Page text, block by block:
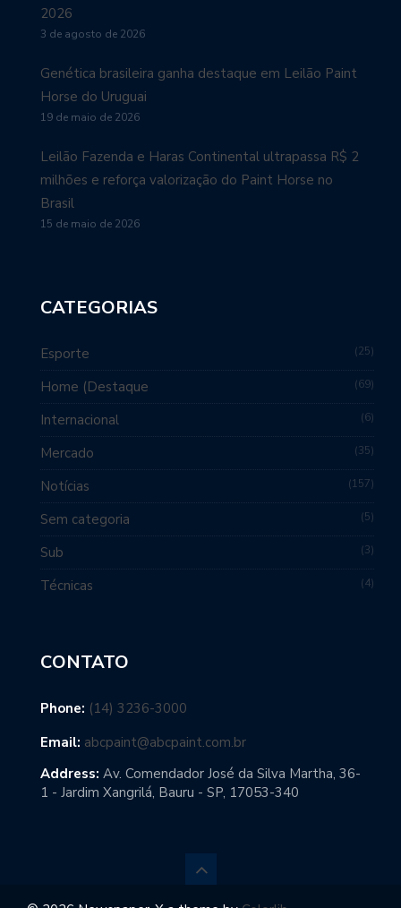
2026
3 de agosto de 2026
Genética brasileira ganha destaque em Leilão Paint
Horse do Uruguai
19 de maio de 2026
Leilão Fazenda e Haras Continental ultrapassa R$ 2
milhões e reforça valorização do Paint Horse no
Brasil
15 de maio de 2026
CATEGORIAS
Esporte 25
Home (Destaque 69
Internacional 6
Mercado 35
Notícias 157
Sem categoria 5
Sub 3
Técnicas 4
CONTATO
Phone: (14) 3236-3000
Email: abcpaint@abcpaint.com.br
Address: Av. Comendador José da Silva Martha, 36-
1 - Jardim Xangrilá, Bauru - SP, 17053-340